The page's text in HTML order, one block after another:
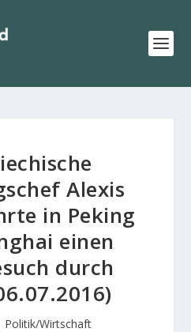
Alexis
in Peking
einen
durch
Politik/Wirtschaft